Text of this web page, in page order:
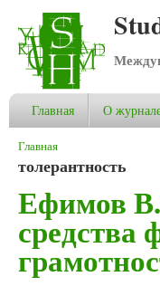
Главная О
Вы здесь
Главная
толерантность
Ефимов
средства